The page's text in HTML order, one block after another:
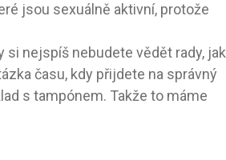
jsou sexuálně aktivní, protože
si nejspíš nebudete vědět rady, jak
času, kdy přijdete na správný
s tampónem. Takže to máme